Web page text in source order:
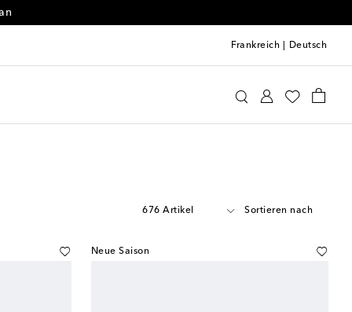
Frankreich Deutsch
676 Artikel Sortieren nach
Neue Saison